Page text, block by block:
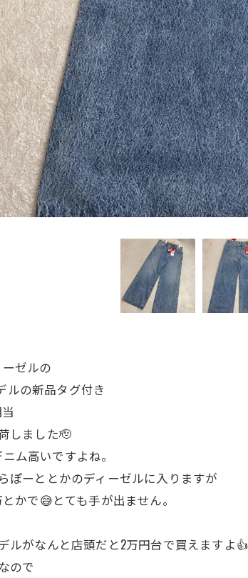
ーゼルの
ルの新品タグ付き
しました🫡
ニム高いですよね。
ぽーととかのディーゼルに入りますが
かで😅とても手が出ません。
ルがなんと店頭だと2万円台で買えますよ👍
ので